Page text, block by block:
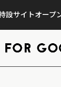
特設サイトオー